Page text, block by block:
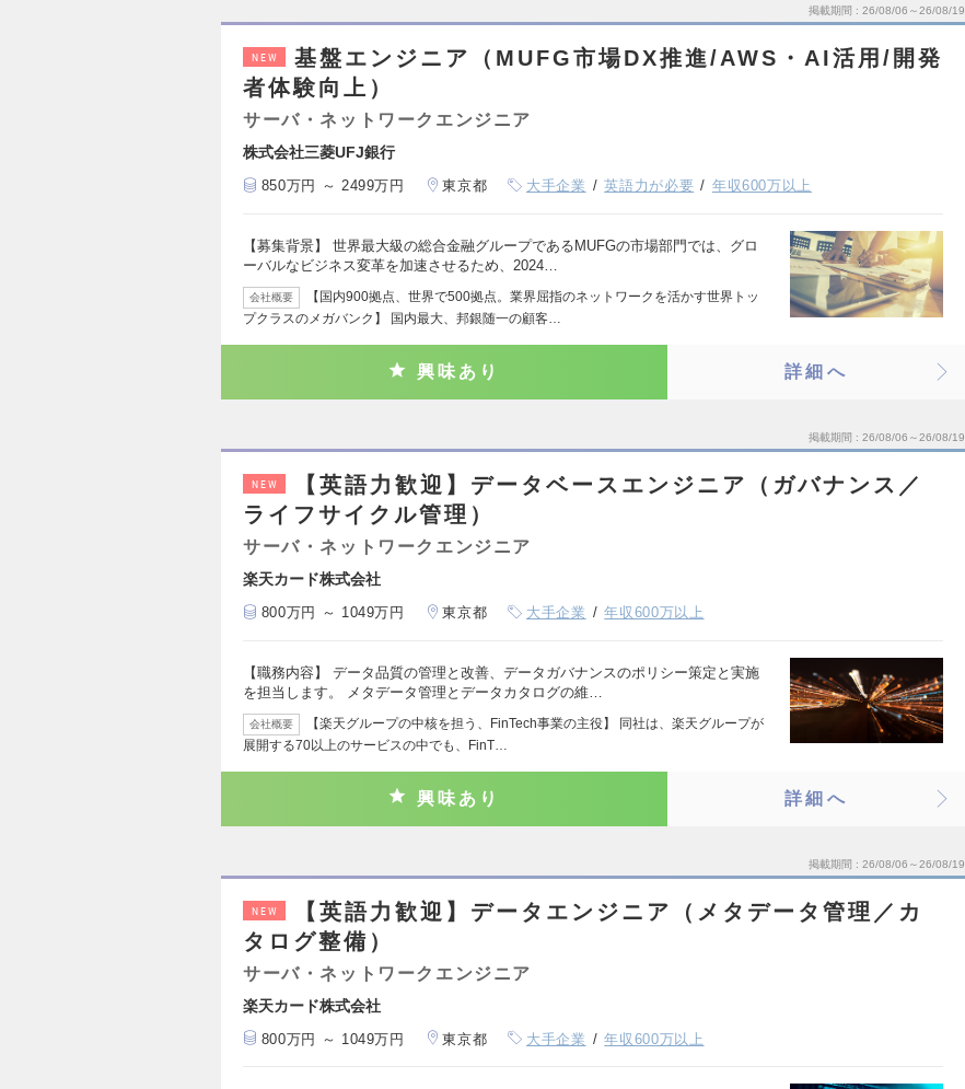
掲載期間 26/08/06～26/08/19
NEW
基盤エンジニア（MUFG市場DX推進/AWS・AI活用/開発
者体験向上）
サーバ・ネットワークエンジニア
株式会社三菱UFJ銀行
850万円 ～ 2499万円 東京都 大手企業 英語力が必要 年収600万以上
【募集背景】 世界最大級の総合金融グループであるMUFGの市場部門では、グロ
ーバルなビジネス変革を加速させるため、2024…
会社概要
【国内900拠点、世界で500拠点。業界屈指のネットワークを活かす世界トッ
プクラスのメガバンク】 国内最大、邦銀随一の顧客…
興味あり 詳細へ
掲載期間 26/08/06～26/08/19
NEW
【英語力歓迎】データベースエンジニア（ガバナンス／
ライフサイクル管理）
サーバ・ネットワークエンジニア
楽天カード株式会社
800万円 ～ 1049万円 東京都 大手企業 年収600万以上
【職務内容】 データ品質の管理と改善、データガバナンスのポリシー策定と実施
を担当します。 メタデータ管理とデータカタログの維…
会社概要
【楽天グループの中核を担う、FinTech事業の主役】 同社は、楽天グループが
展開する70以上のサービスの中でも、FinT…
興味あり 詳細へ
掲載期間 26/08/06～26/08/19
NEW
【英語力歓迎】データエンジニア（メタデータ管理／カ
タログ整備）
サーバ・ネットワークエンジニア
楽天カード株式会社
800万円 ～ 1049万円 東京都 大手企業 年収600万以上